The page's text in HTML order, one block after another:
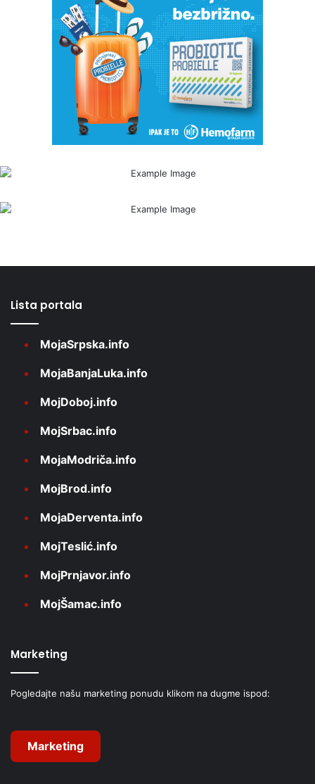
Lista portala
MojaSrpska.info
MojaBanjaLuka.info
MojDoboj.info
MojSrbac.info
MojaModriča.info
MojBrod.info
MojaDerventa.info
MojTeslić.info
MojPrnjavor.info
MojŠamac.info
Marketing
Pogledajte našu marketing ponudu klikom na dugme ispod:
Marketing